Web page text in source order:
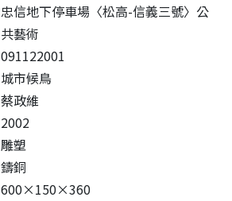
忠信地下停車場〈松高-信義三號〉公
共藝術
091122001
城市候鳥
蔡政維
2002
雕塑
鑄銅
600×150×360